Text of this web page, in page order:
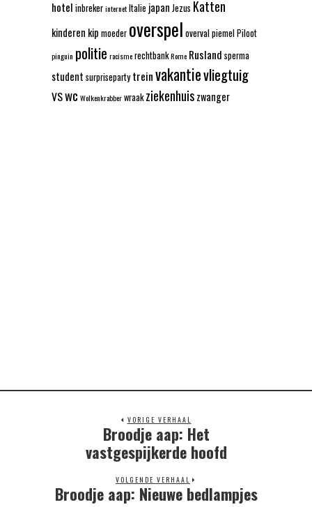
hotel inbrekerinternetItalie japan Jezus Katten
kinderen kip moeder overspel overvalpiemelPiloot
pinguin politie racismerechtbankRome Rusland sperma
student surpriseparty treinvakantievliegtuig
VSwc Wolkenkrabberwraak ziekenhuiszwanger
VORIGE VERHAAL
Previous
post:
Broodje aap: Het
vastgespijkerde hoofd
VOLGENDE VERHAAL
Next
Broodje aap: Nieuwe bedlampjes